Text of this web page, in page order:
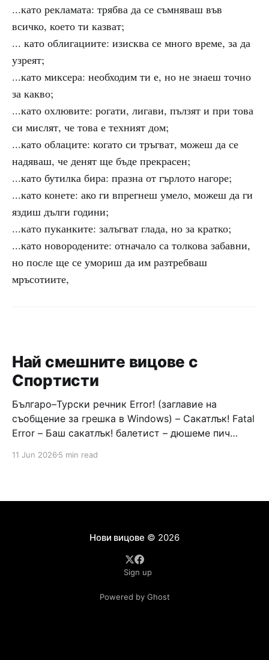
...като рекламата: трябва да се съмняваш във
всичко, което ти казват;
... като облигациите: изисква се много време, за да
узреят;
...като миксера: необходим ти е, но не знаеш точно
за какво;
...като охлювите: рогати, лигави, пълзят и при това
си мислят, че това е техният дом;
...като облаците: когато си тръгват, можеш да се
надяваш, че денят ще бъде прекрасен;
...като бутилка бира: празна от гърлото нагоре;
...като конете: ако ги впрегнеш умело, можеш да ги
яздиш дълги години;
...като пуканките: залъгват глада, но за кратко;
...като новородените: отначало са толкова забавни,
но после ще се умориш да им разтребваш
мръсотиите,
Най смешните вицове с
Спортисти
Българо–Турски речник Error! (заглавие на
съобщение за грешка в Windows) – Сакатлък! Fatal
Error – Баш сакатлък! балетист – дюшеме пич
Война и мир – Патаклама и рахатлък Cancel –
дявола – дур базик шаркан бабана сакатлък Двама
11 Jun 2026 5 min read
Нови вицове © 2026
Sign up
Powered by Ghost